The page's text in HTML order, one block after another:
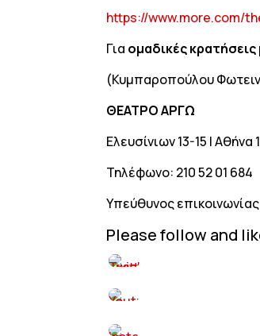
https://www.more.com/
Για ομαδικές κρατήσεις
(Κυμπαροπούλου
ΘΕΑΤΡΟ ΑΡΓΩ
Ελευσίνιων 13-15 |
Τηλέφωνο: 210 52 01 684
Υπεύθυνος
Please follow and